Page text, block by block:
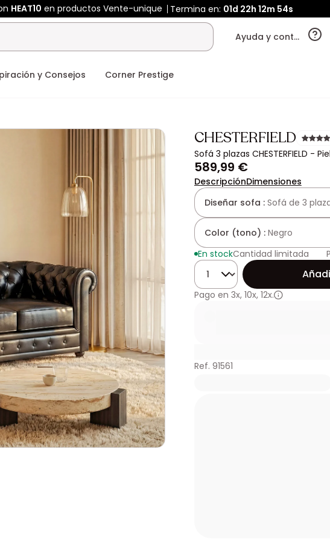
HEAT10 en productos Vente-unique Termina en: 01d 22h 12m 53s
Ayuda y contacto
y Consejos Corner Prestige
CHESTERFIELD
Sofá 3 plazas CHESTERFIELD -
589,99 €
DescripciónDimensiones
Diseñar sofa : Sofá de 3
Color (tono) : Negro
En stockCantidad limitada
Cantidad
Pago en 3x, 10x, 12x.
Ref. 91561